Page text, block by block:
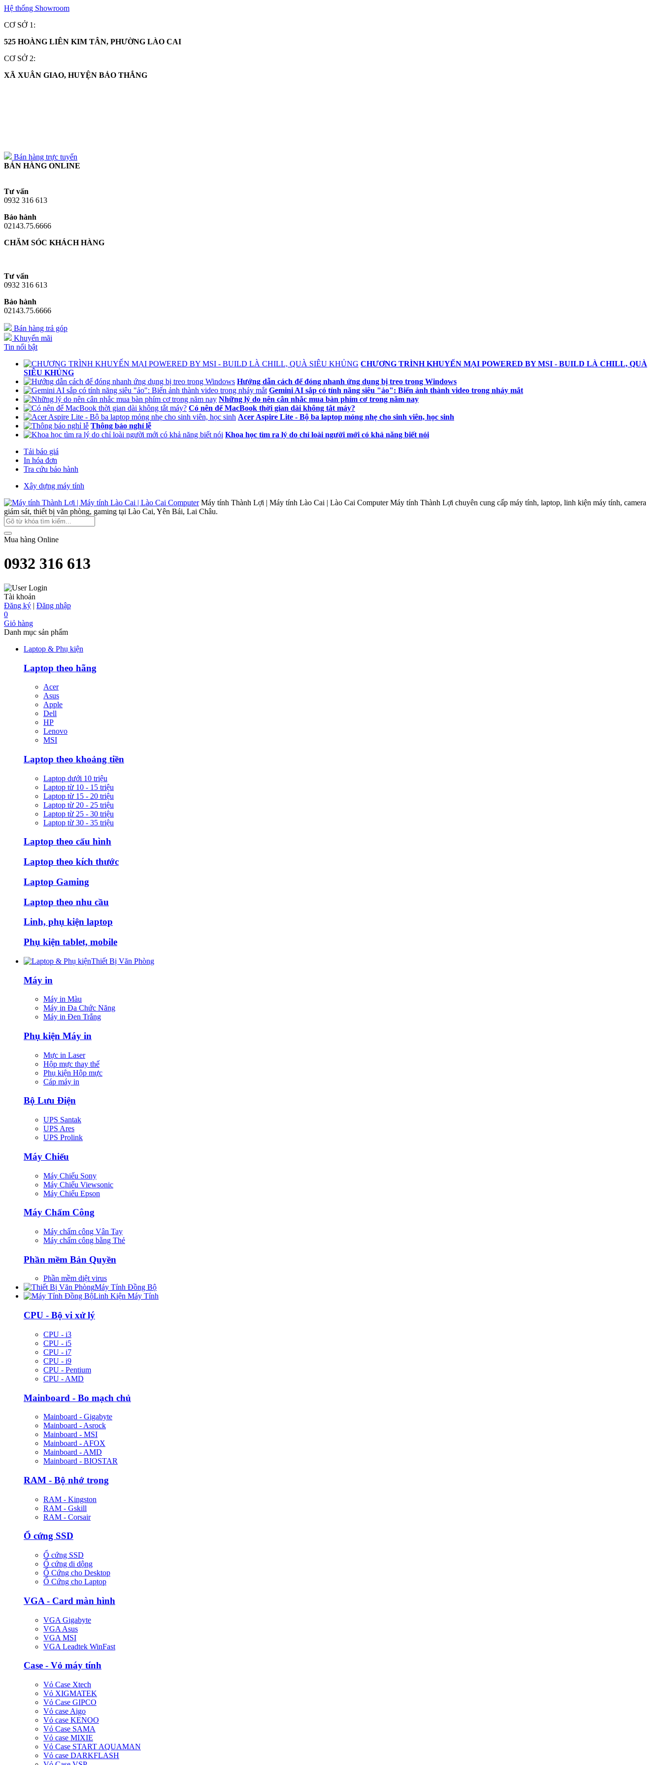
Hệ thống Showroom
CƠ SỞ 1:
525 HOÀNG LIÊN KIM TÂN, PHƯỜNG LÀO CAI
CƠ SỞ 2:
XÃ XUÂN GIAO, HUYỆN BẢO THẮNG
Bán hàng trực tuyến
BÁN HÀNG ONLINE
Tư vấn
0932 316 613
Bảo hành
02143.75.6666
CHĂM SÓC KHÁCH HÀNG
Tư vấn
0932 316 613
Bảo hành
02143.75.6666
Bán hàng trả góp
Khuyến mãi
Tin nổi bật
CHƯƠNG TRÌNH KHUYẾN MẠI POWERED BY MSI - BUILD LÀ CHILL, QUÀ
SIÊU KHỦNG
Hướng dẫn cách để đóng nhanh ứng dụng bị treo trong Windows
Gemini AI sắp có tính năng siêu "ảo": Biến ảnh thành video trong nháy mắt
Những lý do nên cân nhắc mua bàn phím cơ trong năm nay
Có nên để MacBook thời gian dài không tắt máy?
Acer Aspire Lite - Bộ ba laptop mỏng nhẹ cho sinh viên, học sinh
Thông báo nghỉ lễ
Khoa học tìm ra lý do chỉ loài người mới có khả năng biết nói
Tải báo giá
In hóa đơn
Tra cứu bảo hành
Xây dựng máy tính
Máy tính Thành Lợi | Máy tính Lào Cai | Lào Cai Computer Máy tính Thành Lợi chuyên cung cấp máy tính, laptop, linh kiện máy tính, camera
giám sát, thiết bị văn phòng, gaming tại Lào Cai, Yên Bái, Lai Châu.
Mua hàng Online
0932 316 613
Tài khoản
Đăng ký | Đăng nhập
0
Giỏ hàng
Danh mục sản phẩm
Laptop & Phụ kiện
Laptop theo hãng
Acer
Asus
Apple
Dell
HP
Lenovo
MSI
Laptop theo khoảng tiền
Laptop dưới 10 triệu
Laptop từ 10 - 15 triệu
Laptop từ 15 - 20 triệu
Laptop từ 20 - 25 triệu
Laptop từ 25 - 30 triệu
Laptop từ 30 - 35 triệu
Laptop theo cấu hình
Laptop theo kích thước
Laptop Gaming
Laptop theo nhu cầu
Linh, phụ kiện laptop
Phụ kiện tablet, mobile
Thiết Bị Văn Phòng
Máy in
Máy in Màu
Máy in Đa Chức Năng
Máy in Đen Trắng
Phụ kiện Máy in
Mực in Laser
Hộp mực thay thế
Phụ kiện Hộp mực
Cáp máy in
Bộ Lưu Điện
UPS Santak
UPS Ares
UPS Prolink
Máy Chiếu
Máy Chiếu Sony
Máy Chiếu Viewsonic
Máy Chiếu Epson
Máy Chấm Công
Máy chấm công Vân Tay
Máy chấm công bằng Thẻ
Phần mềm Bản Quyền
Phần mềm diệt virus
Máy Tính Đồng Bộ
Linh Kiện Máy Tính
CPU - Bộ vi xử lý
CPU - i3
CPU - i5
CPU - i7
CPU - i9
CPU - Pentium
CPU - AMD
Mainboard - Bo mạch chủ
Mainboard - Gigabyte
Mainboard - Asrock
Mainboard - MSI
Mainboard - AFOX
Mainboard - AMD
Mainboard - BIOSTAR
RAM - Bộ nhớ trong
RAM - Kingston
RAM - Gskill
RAM - Corsair
Ổ cứng SSD
Ổ cứng SSD
Ổ cứng di dộng
Ổ Cứng cho Desktop
Ổ Cứng cho Laptop
VGA - Card màn hình
VGA Gigabyte
VGA Asus
VGA MSI
VGA Leadtek WinFast
Case - Vỏ máy tính
Vỏ Case Xtech
Vỏ XIGMATEK
Vỏ Case GIPCO
Vỏ case Aigo
Vỏ case KENOO
Vỏ Case SAMA
Vỏ case MIXIE
Vỏ Case START AQUAMAN
Vỏ case DARKFLASH